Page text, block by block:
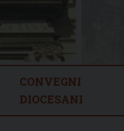
CONVEGNI
DIOCESANI